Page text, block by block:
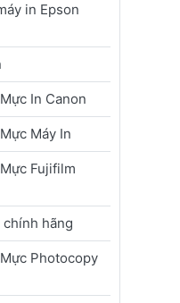
in Epson
In Canon
Máy In
Fujifilm
chính hãng
Photocopy